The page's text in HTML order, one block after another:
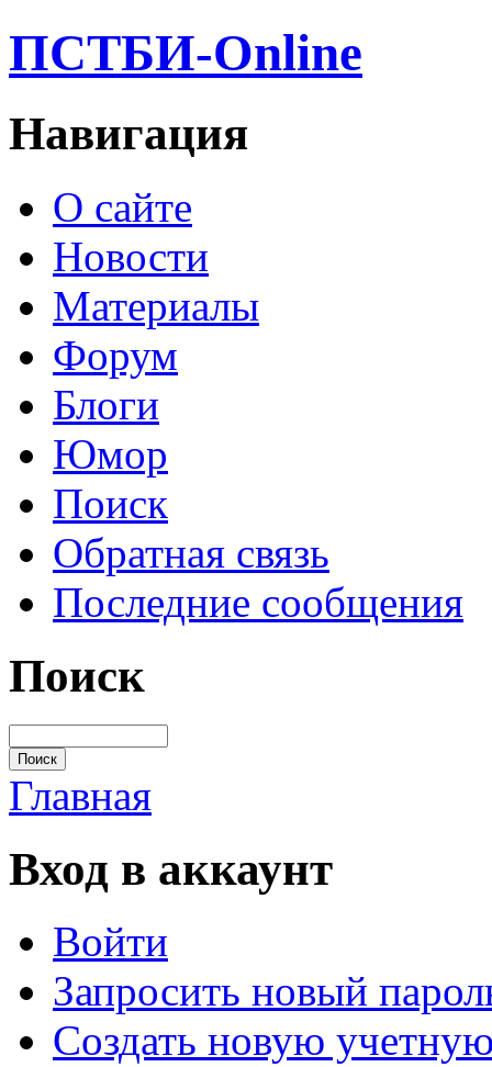
ПСТБИ-Online
Навигация
О сайте
Новости
Материалы
Форум
Блоги
Юмор
Поиск
Обратная связь
Последние сообщения
Поиск
Главная
Вход в аккаунт
Войти
Запросить новый
Создать новую